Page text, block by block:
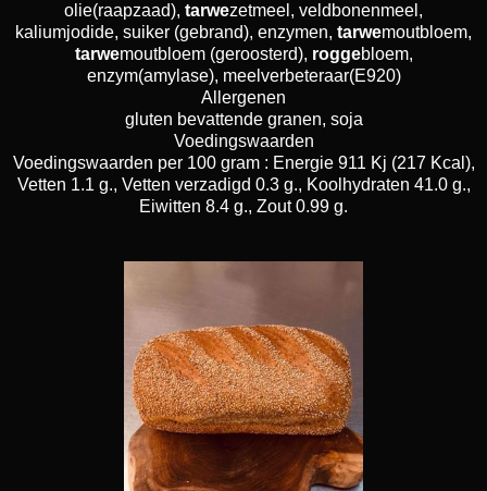
olie(raapzaad), tarwezetmeel, veldbonenmeel,
kaliumjodide, suiker (gebrand), enzymen, tarwemoutbloem,
tarwemoutbloem (geroosterd), roggebloem,
enzym(amylase), meelverbeteraar(E920)
Allergenen
gluten bevattende granen, soja
Voedingswaarden
Voedingswaarden per 100 gram : Energie 911 Kj (217 Kcal),
Vetten 1.1 g., Vetten verzadigd 0.3 g., Koolhydraten 41.0 g.,
Eiwitten 8.4 g., Zout 0.99 g.